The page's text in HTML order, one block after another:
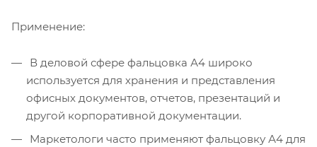
Применение:
В деловой сфере фальцовка А4 широко
используется для хранения и представления
офисных документов, отчетов, презентаций и
другой корпоративной документации.
Маркетологи часто применяют фальцовку А4 для